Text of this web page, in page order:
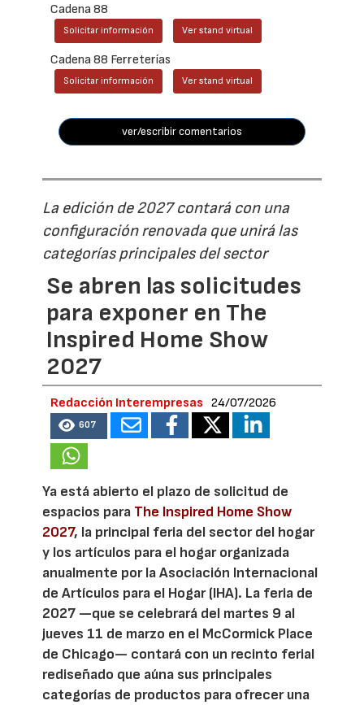
Cadena 88
Solicitar información Ver stand virtual
Cadena 88 Ferreterías
Solicitar información Ver stand virtual
ver/escribir comentarios
La edición de 2027 contará con una
configuración renovada que unirá las
categorías principales del sector
Se abren las solicitudes
para exponer en The
Inspired Home Show
2027
Redacción Interempresas 24/07/2026
607
Ya está abierto el plazo de solicitud de
espacios para The Inspired Home Show
2027, la principal feria del sector del hogar
y los artículos para el hogar organizada
anualmente por la Asociación Internacional
de Artículos para el Hogar (IHA). La feria de
2027 —que se celebrará del martes 9 al
jueves 11 de marzo en el McCormick Place
de Chicago— contará con un recinto ferial
rediseñado que aúna sus principales
categorías de productos para ofrecer una